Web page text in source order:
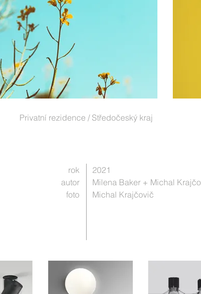
Privatní rezidence / Středočeský kraj
rok
autor
foto
2021
Milena Baker + Michal
Michal Krajčovič